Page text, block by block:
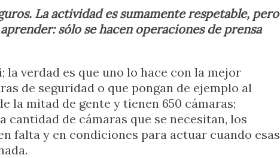
La actividad es sumamente respetable, pero
sólo se hacen operaciones de prensa
la verdad es que uno lo hace con la mejor
de seguridad o que pongan de ejemplo al
la mitad de gente y tienen 650 cámaras;
cantidad de cámaras que se necesitan, los
falta y en condiciones para actuar cuando esas